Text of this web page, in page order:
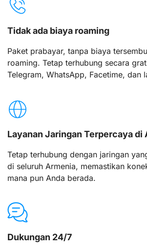
Tidak ada biaya roaming
Paket prabayar, tanpa biaya
roaming. Tetap terhubung secara
Telegram, WhatsApp, Facetime, dan
Layanan Jaringan Terpercaya di
Tetap terhubung dengan jaringan
di seluruh Armenia, memastikan
mana pun Anda berada.
Dukungan 24/7